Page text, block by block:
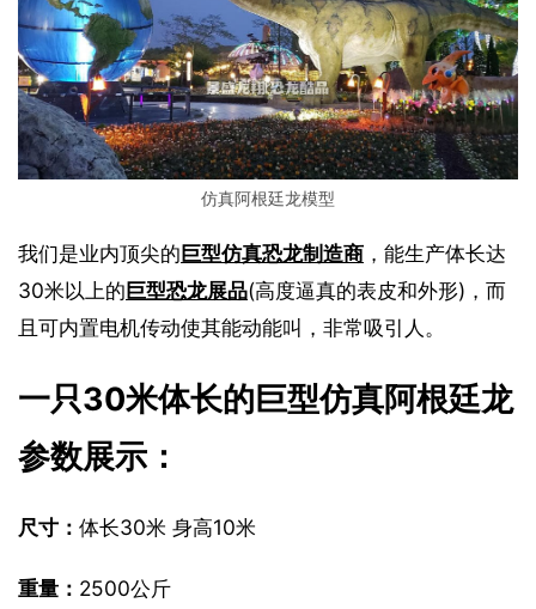
仿真阿根廷龙模型
我们是业内顶尖的巨型仿真恐龙制造商 ，能生产体长达
30米以上的巨型恐龙展品(高度逼真的表皮和外形)，而
且可内置电机传动使其能动能叫，非常吸引人。
一只30米体长的巨型仿真阿根廷龙
参数展示：
尺寸： 体长30米 身高10米
重量： 2500公斤